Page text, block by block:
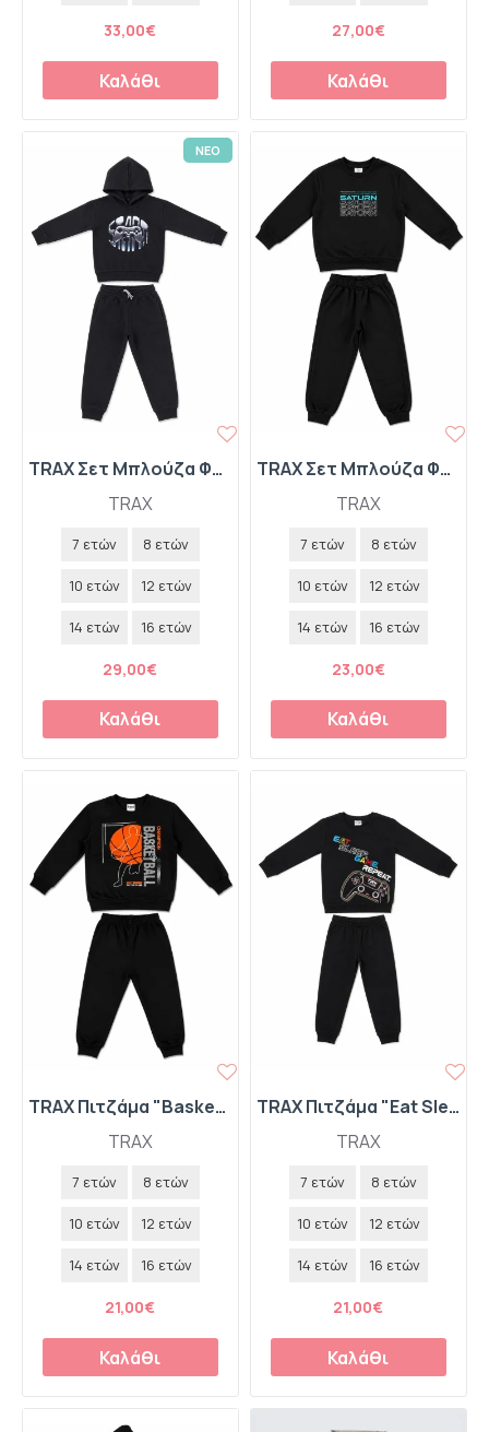
33,00€
Καλάθι
27,00€
Καλάθι
ΝΕΟ
TRAX
TRAX Σετ Μπλούζα Φούτερ με Κουκούλα και Παντελόνι Φόρμας "Start" 50818 Carbon
7 ετών 8 ετών
10 ετών 12 ετών
14 ετών 16 ετών
29,00€
Καλάθι
TRAX
TRAX Σετ Μπλούζα Φούτερ και Παντελόνι Φόρμας "Saturn" 50831 Ανθρακί
7 ετών 8 ετών
10 ετών 12 ετών
14 ετών 16 ετών
23,00€
Καλάθι
TRAX
TRAX Πιτζάμα "Basketball Champrion" 50890 Μαύρο
7 ετών 8 ετών
10 ετών 12 ετών
14 ετών 16 ετών
21,00€
Καλάθι
TRAX
TRAX Πιτζάμα "Eat Sleap Game Repeat" 50893 Μαύρο
7 ετών 8 ετών
10 ετών 12 ετών
14 ετών 16 ετών
21,00€
Καλάθι